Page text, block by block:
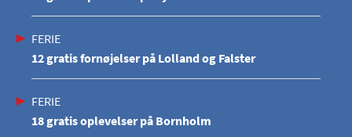
FERIE
12 gratis fornøjelser på Lolland og Falster
FERIE
18 gratis oplevelser på Bornholm